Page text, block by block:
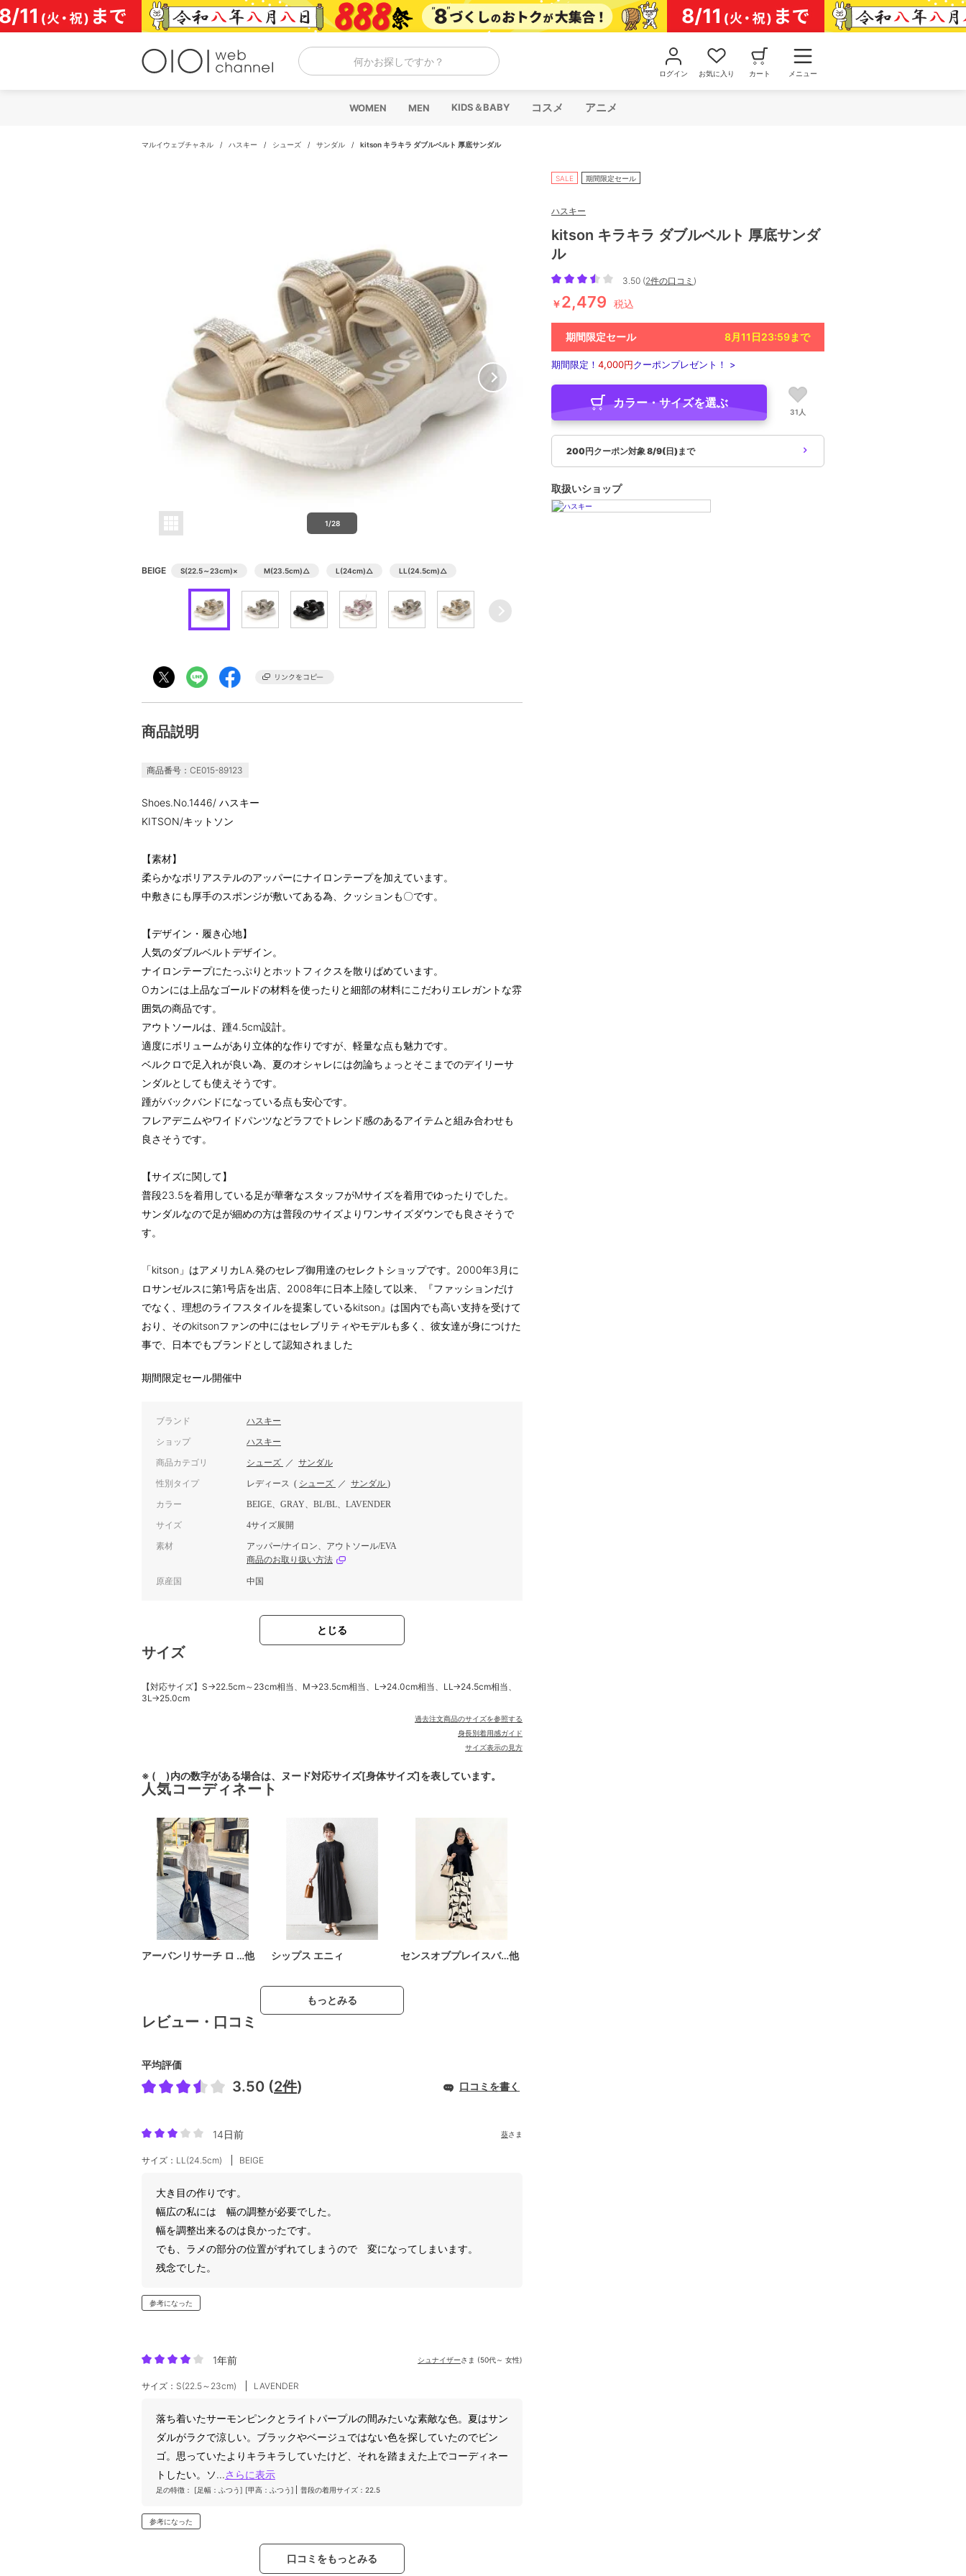
コ
ン
テ
何かお探しですか？
ログイン お気に入り カート メニュー
WOMEN MEN KIDS＆BABY コスメ アニメ
マルイウェブチャネル / ハスキー / シューズ / サンダル / kitson キラキラ ダブルベルト 厚底サンダル
1/28
BEIGE S(22.5～23cm)× M(23.5cm)△ L(24cm)△ LL(24.5cm)△
商品説明
商品番号：CE015-89123
Shoes.No.1446/ ハスキー
KITSON/キットソン
【素材】
柔らかなポリアステルのアッパーにナイロンテープを加えています。
中敷きにも厚手のスポンジが敷いてある為、クッションも〇です。
【デザイン・履き心地】
人気のダブルベルトデザイン。
ナイロンテープにたっぷりとホットフィクスを散りばめています。
Oカンには上品なゴールドの材料を使ったりと細部の材料にこだわりエレガントな雰
囲気の商品です。
アウトソールは、踵4.5cm設計。
適度にボリュームがあり立体的な作りですが、軽量な点も魅力です。
ベルクロで足入れが良い為、夏のオシャレには勿論ちょっとそこまでのデイリーサ
ンダルとしても使えそうです。
踵がバックバンドになっている点も安心です。
フレアデニムやワイドパンツなどラフでトレンド感のあるアイテムと組み合わせも
良さそうです。
【サイズに関して】
普段23.5を着用している足が華奢なスタッフがMサイズを着用でゆったりでした。
サンダルなので足が細めの方は普段のサイズよりワンサイズダウンでも良さそうで
す。
「kitson」はアメリカLA.発のセレブ御用達のセレクトショップです。2000年3月に
ロサンゼルスに第1号店を出店、2008年に日本上陸して以来、『ファッションだけ
でなく、理想のライフスタイルを提案しているkitson』は国内でも高い支持を受けて
おり、そのkitsonファンの中にはセレブリティやモデルも多く、彼女達が身につけた
事で、日本でもブランドとして認知されました
期間限定セール開催中
ブランド ハスキー
ショップ ハスキー
商品カテゴリ シューズ ／ サンダル
性別タイプ レディース ( シューズ ／ サンダル )
カラー BEIGE、GRAY、BL/BL、LAVENDER
サイズ 4サイズ展開
素材
アッパー/ナイロン、アウトソール/EVA
商品のお取り扱い方法
原産国 中国
とじる
サイズ
【対応サイズ】S→22.5cm～23cm相当、M→23.5cm相当、L→24.0cm相当、LL→24.5cm相当、
3L→25.0cm
過去注文商品のサイズを参照する
身長別着用感ガイド
サイズ表示の見方
※ ( )内の数字がある場合は、ヌード対応サイズ[身体サイズ]を表しています。
人気コーディネート
アーバンリサーチ ロ …他 シップス エニィ センスオブプレイスバ…他
もっとみる
レビュー・口コミ
平均評価
3.50 (2件) 口コミを書く
14日前 葵さま
サイズ：LL(24.5cm) BEIGE
大き目の作りです。
幅広の私には 幅の調整が必要でした。
幅を調整出来るのは良かったです。
でも、ラメの部分の位置がずれてしまうので 変になってしまいます。
残念でした。
参考になった
1年前 シュナイザーさま (50代～ 女性)
サイズ：S(22.5～23cm) LAVENDER
落ち着いたサーモンピンクとライトパープルの間みたいな素敵な色。夏はサン
ダルがラクで涼しい。ブラックやベージュではない色を探していたのでビン
ゴ。思っていたよりキラキラしていたけど、それを踏まえた上でコーディネー
トしたい。ソ... さらに表示
足の特徴： [足幅：ふつう] [甲高：ふつう] 普段の着用サイズ：22.5
参考になった
口コミをもっとみる
SALE 期間限定セール
ハスキー
kitson キラキラ ダブルベルト 厚底サンダ
ル
3.50 (2件の口コミ )
￥2,479 税込
期間限定セール 8月11日23:59まで
期間限定！ 4,000円クーポンプレゼント！ >
カラー・サイズを選ぶ
31人
200円クーポン対象 8/9(日)まで
取扱いショップ